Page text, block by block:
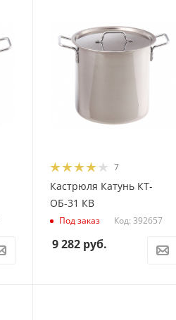
7
Кастрюля Катунь КТ-
ОБ-31 КВ
Под заказ Код: 392657
9 282руб.